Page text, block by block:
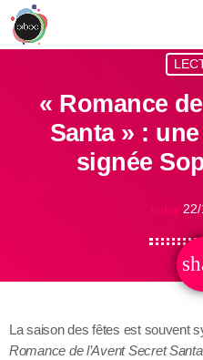
« Romance
Santa » :
signée
today
La saison des fêtes est souvent
Romance de l’Avent Secret Santa